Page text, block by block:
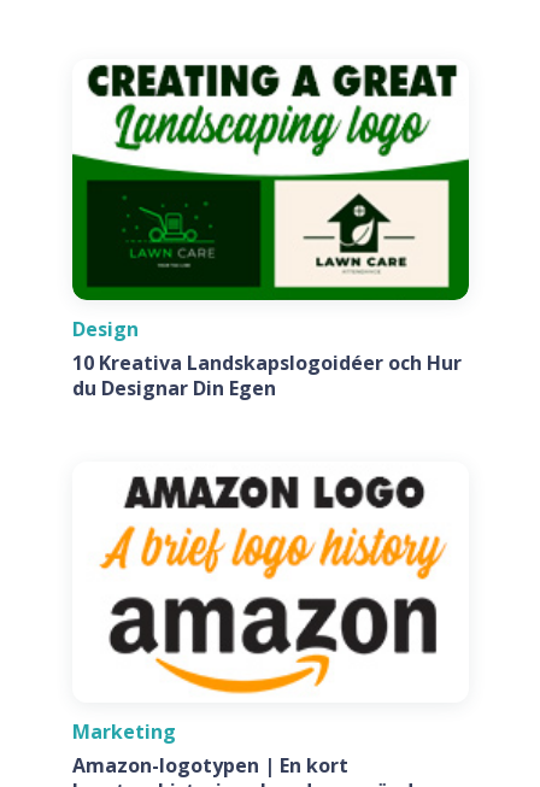
Design
10 Kreativa Landskapslogoidéer och Hur
du Designar Din Egen
Marketing
Amazon-logotypen | En kort